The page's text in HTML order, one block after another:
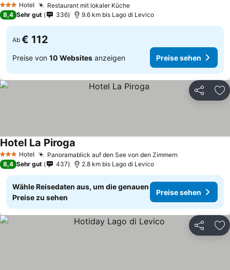
3 SterneHotel Restaurant mit lokaler KüchePreise sehen
8,4 Sehr gut 336 9.6 km bis Lago di Levico
Ab € 112
Preise von 10 Websites anzeigen Preise sehen
Teilen
3 SterneHotel Panoramablick auf den See von den Zimmern
Hotel La Piroga
8,4 Sehr gut 437 2.8 km bis Lago di Levico
Wähle Reisedaten aus, um die genauen
Preise zu sehen
Preise sehen
Teilen